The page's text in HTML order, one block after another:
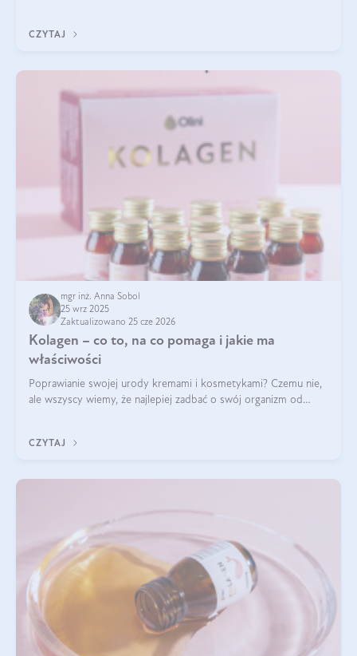
CZYTAJ
mgr inż. Anna Sobol
25 wrz 2025
Zaktualizowano 25 cze 2026
Kolagen – co to, na co pomaga i jakie ma
właściwości
Poprawianie swojej urody kremami i kosmetykami? Czemu nie,
ale wszyscy wiemy, że najlepiej zadbać o swój organizm od
wysokiej jakości suplem
CZYTAJ